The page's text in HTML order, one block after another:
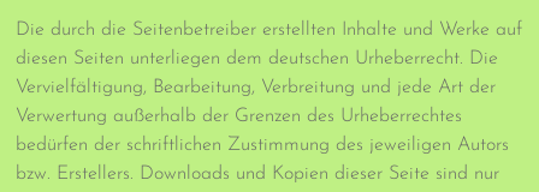
Die durch die Seitenbetreiber erstellten Inhalte und Werke auf
diesen Seiten unterliegen dem deutschen Urheberrecht. Die
Vervielfältigung, Bearbeitung, Verbreitung und jede Art der
Verwertung außerhalb der Grenzen des Urheberrechtes
bedürfen der schriftlichen Zustimmung des jeweiligen Autors
bzw. Erstellers. Downloads und Kopien dieser Seite sind nur